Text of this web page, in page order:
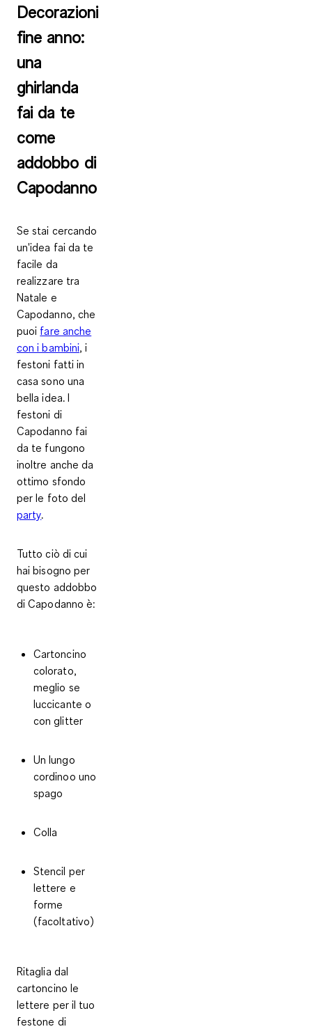
Decorazioni
fine anno:
una
ghirlanda
fai da te
come
addobbo di
Capodanno
Se stai cercando
un'idea fai da te
facile da
realizzare tra
Natale e
Capodanno, che
puoi fare anche
con i bambini, i
festoni fatti in
casa sono una
bella idea. I
festoni di
Capodanno fai
da te fungono
inoltre anche da
ottimo sfondo
per le foto del
party.
Tutto ciò di cui
hai bisogno per
questo addobbo
di Capodanno è:
Cartoncino
colorato,
meglio se
luccicante o
con glitter
Un lungo
cordinoo uno
spago
Colla
Stencil per
lettere e
forme
(facoltativo)
Ritaglia dal
cartoncino le
lettere per il tuo
festone di